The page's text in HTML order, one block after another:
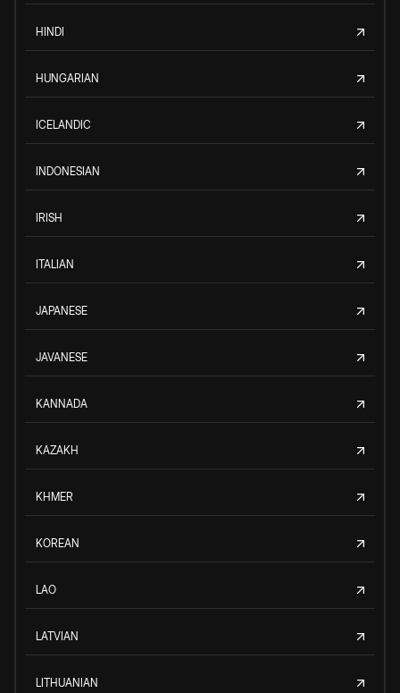
HINDI
HUNGARIAN
ICELANDIC
INDONESIAN
IRISH
ITALIAN
JAPANESE
JAVANESE
KANNADA
KAZAKH
KHMER
KOREAN
LAO
LATVIAN
LITHUANIAN